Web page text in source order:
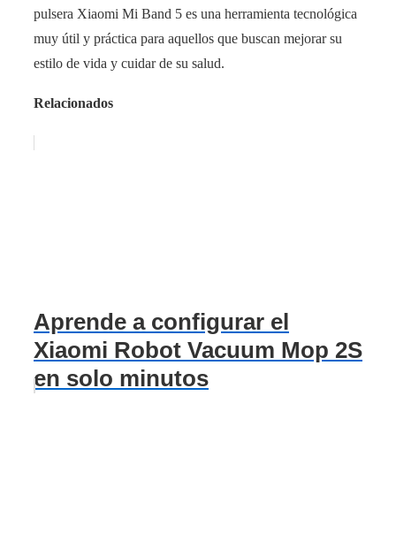
pulsera Xiaomi Mi Band 5 es una herramienta tecnológica
muy útil y práctica para aquellos que buscan mejorar su
estilo de vida y cuidar de su salud.
Relacionados
Aprende a configurar el
Xiaomi Robot Vacuum Mop 2S
en solo minutos